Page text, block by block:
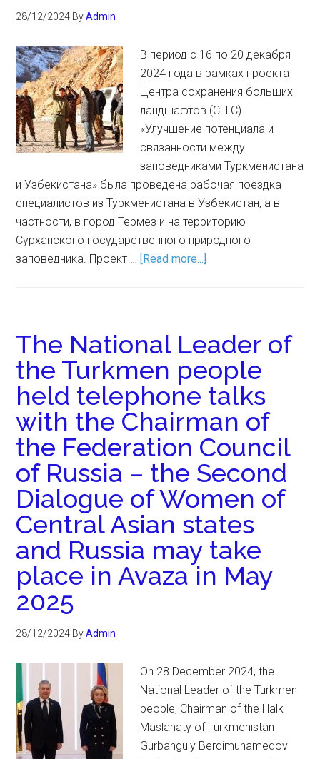
28/12/2024 ByAdmin
В период с 16 по 20 декабря
2024 года в рамках проекта
Центра сохранения больших
ландшафтов (CLLC)
«Улучшение потенциала и
связанности между
заповедниками Туркменистана
и Узбекистана» была проведена рабочая поездка
специалистов из Туркменистана в Узбекистан, а в
частности, в город Термез и на территорию
Сурханского государственного природного
заповедника. Проект … [Read more...]
The National Leader of
the Turkmen people
held telephone talks
with the Chairman of
the Federation Council
of Russia – the Second
Dialogue of Women of
Central Asian states
and Russia may take
place in Avaza in May
2025
28/12/2024 ByAdmin
On 28 December 2024, the
National Leader of the Turkmen
people, Chairman of the Halk
Maslahaty of Turkmenistan
Gurbanguly Berdimuhamedov